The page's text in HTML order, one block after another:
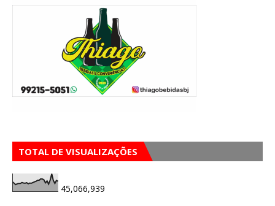
TOTAL DE VISUALIZAÇÕES
45,066,939